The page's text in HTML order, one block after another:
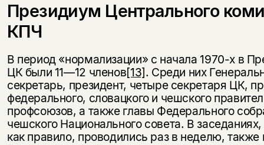
Президиум Центрального
КПЧ
В период «нормализации» с начала 1970-х в
ЦК были 11—12 членов[13]. Среди них
секретарь, президент, четыре секретаря ЦК,
федерального, словацкого и чешского
профсоюзов, а также главы Федерального
чешского Национального совета. В
как правило, проводились раз в неделю,